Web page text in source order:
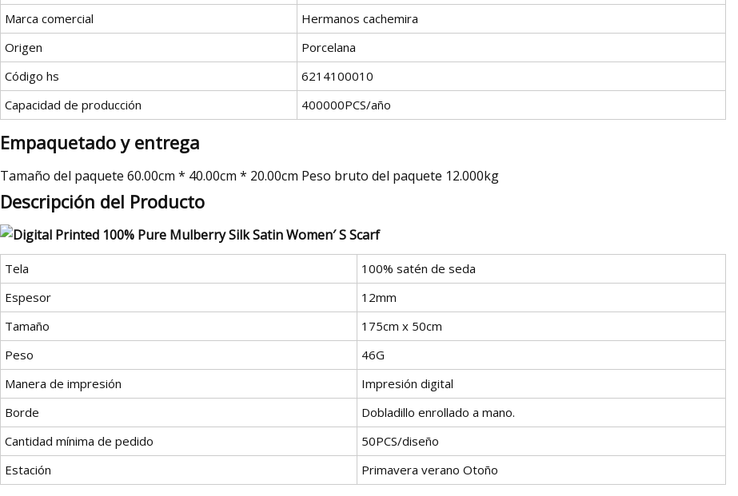
Marca comercial
Hermanos cachemira
Origen
Porcelana
Código hs
6214100010
Capacidad de producción
400000PCS/año
Empaquetado y entrega
Tamaño del paquete 60.00cm * 40.00cm * 20.00cm Peso bruto del paquete 12.000kg
Descripción del Producto
Tela
100% satén de seda
Espesor
12mm
Tamaño
175cm x 50cm
Peso
46G
Manera de impresión
Impresión digital
Borde
Dobladillo enrollado a mano.
Cantidad mínima de pedido
50PCS/diseño
Estación
Primavera verano Otoño